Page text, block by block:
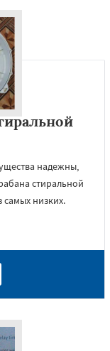
надежны,
стиральной
самых низких.